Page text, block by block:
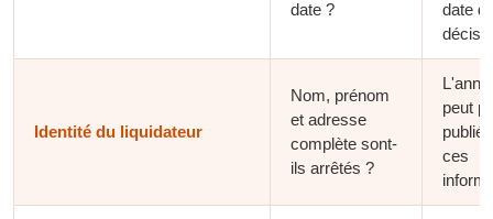
date ?
date
Identité du liquidateur
Nom, prénom
et adresse
complète sont-
ils arrêtés ?
peut
ces